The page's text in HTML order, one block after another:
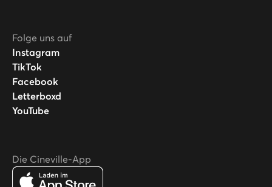
Folge uns auf
Instagram
TikTok
Facebook
Letterboxd
YouTube
Die Cineville-App